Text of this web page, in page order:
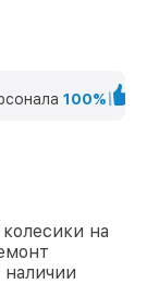
100%
на